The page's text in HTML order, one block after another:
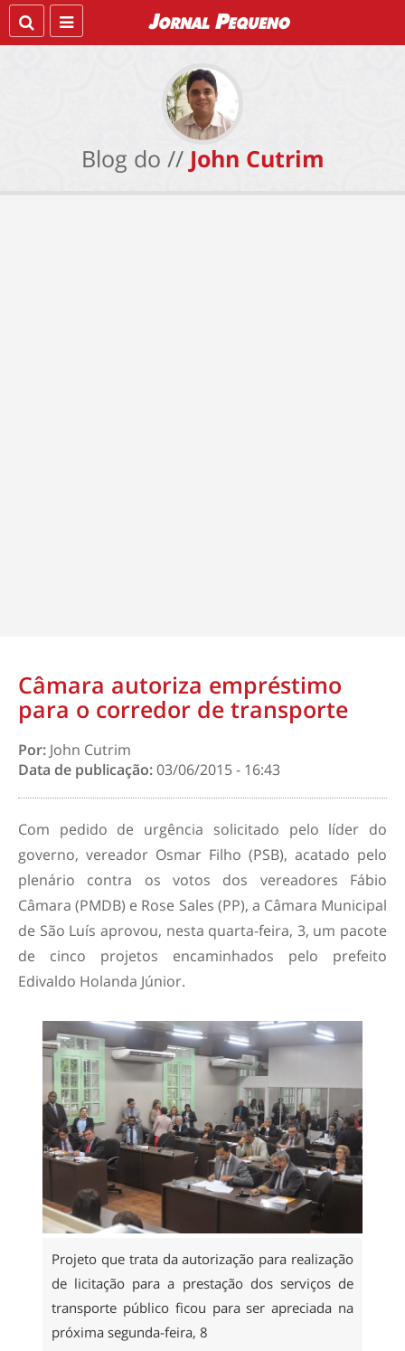
Blog do // John Cutrim
Câmara autoriza empréstimo
para o corredor de transporte
Por: John Cutrim
Data de publicação:03/06/2015 - 16:43
Com pedido de urgência solicitado pelo líder do
governo, vereador Osmar Filho (PSB), acatado pelo
plenário contra os votos dos vereadores Fábio
Câmara (PMDB) e Rose Sales (PP), a Câmara Municipal
de São Luís aprovou, nesta quarta-feira, 3, um pacote
de cinco projetos encaminhados pelo prefeito
Edivaldo Holanda Júnior.
Projeto que trata da autorização para realização
de licitação para a prestação dos serviços de
transporte público ficou para ser apreciada na
próxima segunda-feira, 8